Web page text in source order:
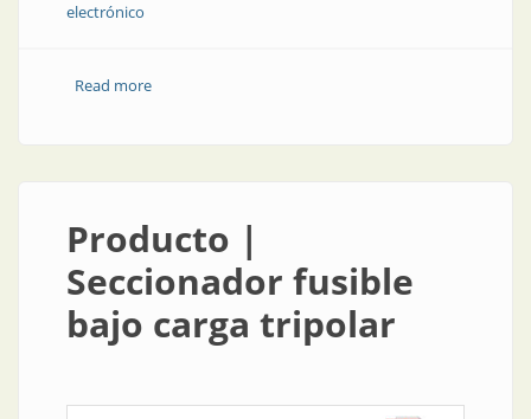
electrónico
Read moreabout Producto | Reloj programador electrónico
Producto |
Seccionador fusible
bajo carga tripolar